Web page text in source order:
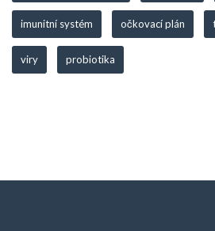
imunitní systém očkovací plán
viry probiotika